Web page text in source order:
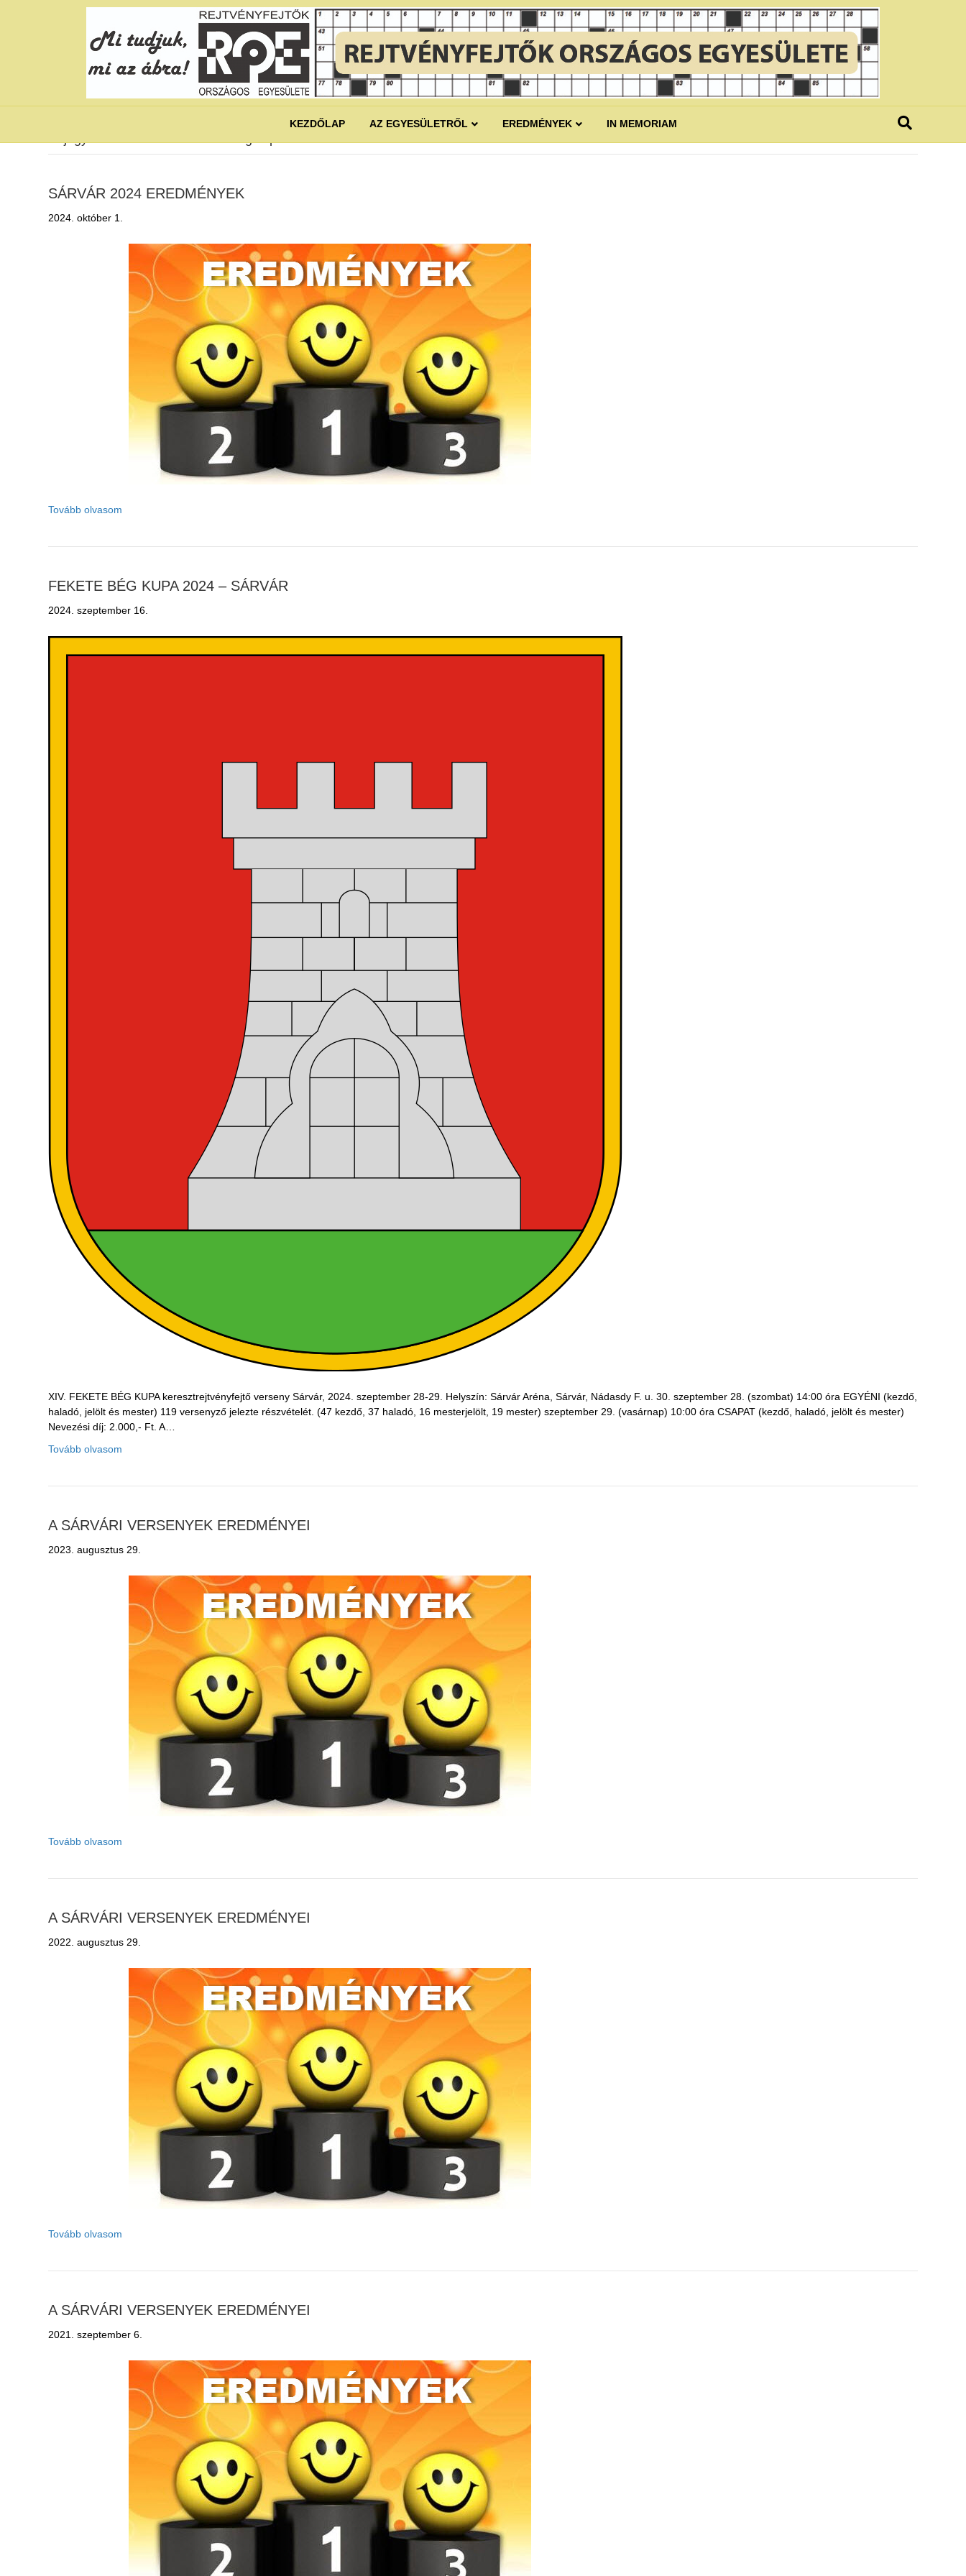
KEZDŐLAP AZ EGYESÜLETRŐL EREDMÉNYEK IN MEMORIAM
Bejegyzések címkézve ‘Fekete Bég kupa’
SÁRVÁR 2024 EREDMÉNYEK
2024. október 1.
Tovább olvasom
FEKETE BÉG KUPA 2024 – SÁRVÁR
2024. szeptember 16.
XIV. FEKETE BÉG KUPA keresztrejtvényfejtő verseny Sárvár, 2024. szeptember 28-29. Helyszín: Sárvár Aréna, Sárvár, Nádasdy F. u. 30. szeptember 28. (szombat) 14:00 óra EGYÉNI (kezdő,
haladó, jelölt és mester) 119 versenyző jelezte részvételét. (47 kezdő, 37 haladó, 16 mesterjelölt, 19 mester) szeptember 29. (vasárnap) 10:00 óra CSAPAT (kezdő, haladó, jelölt és mester)
Nevezési díj: 2.000,- Ft. A…
Tovább olvasom
A SÁRVÁRI VERSENYEK EREDMÉNYEI
2023. augusztus 29.
Tovább olvasom
A SÁRVÁRI VERSENYEK EREDMÉNYEI
2022. augusztus 29.
Tovább olvasom
A SÁRVÁRI VERSENYEK EREDMÉNYEI
2021. szeptember 6.